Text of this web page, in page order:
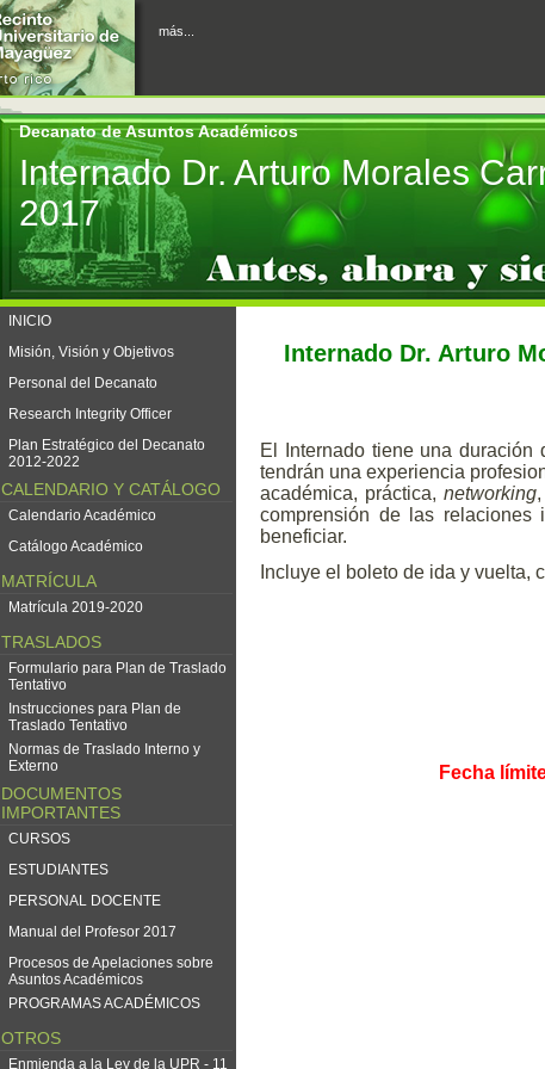
más...
Decanato de Asuntos Académicos
Internado Dr. Arturo Morales
2017
INICIO
Misión, Visión y Objetivos
Personal del Decanato
Research Integrity Officer
Plan Estratégico del Decanato
2012-2022
CALENDARIO Y CATÁLOGO
Calendario Académico
Catálogo Académico
MATRÍCULA
Matrícula 2019-2020
TRASLADOS
Formulario para Plan de Traslado
Tentativo
Instrucciones para Plan de
Traslado Tentativo
Normas de Traslado Interno y
Externo
DOCUMENTOS
IMPORTANTES
CURSOS
ESTUDIANTES
PERSONAL DOCENTE
Manual del Profesor 2017
Procesos de Apelaciones sobre
Asuntos Académicos
PROGRAMAS ACADÉMICOS
OTROS
Enmienda a la Ley de la UPR - 11
Internado Dr. Arturo
El Internado tiene una
tendrán una experiencia
académica, práctica,networking
comprensión de las relaciones
beneficiar.
Incluye el boleto de ida y vuelta,
Fecha